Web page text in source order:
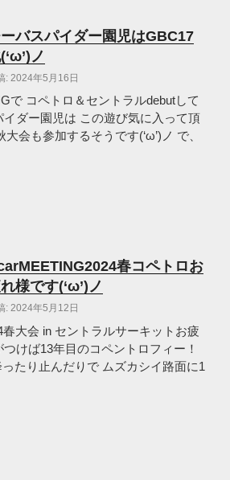
バスパイダー園児はGBC17
ノ
: 2024年5月16日
で コペトロ＆セントラルdebutして
イダー園児は この遊び気に入って頂
会も参加するそうです(‘ω’)ノ で、
春コペトロお
様です(‘ω’)ノ
: 2024年5月12日
大会 in セントラルサーキットお疲
つけば13年目のコペントロフィー！
たり止んだりで ムズカシイ路面に1